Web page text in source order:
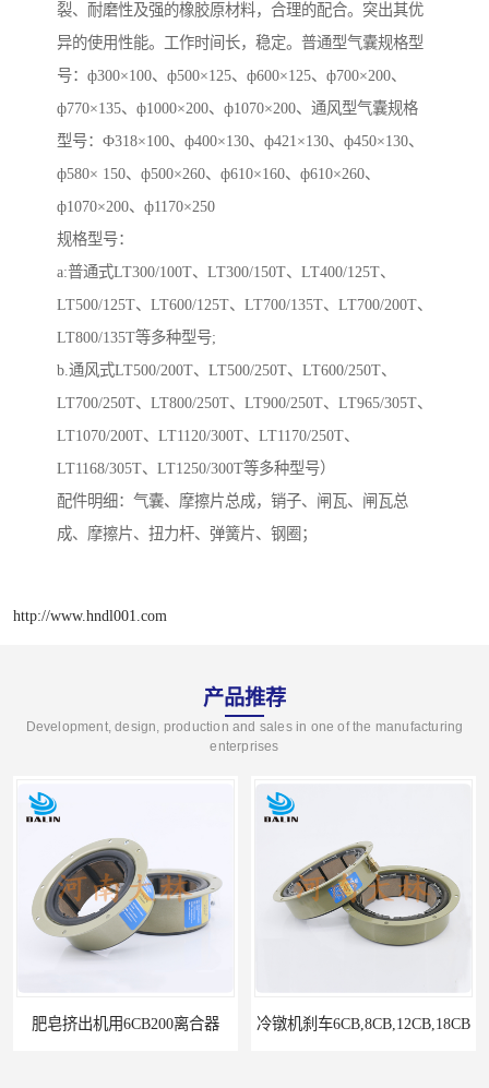
裂、耐磨性及强的橡胶原材料，合理的配合。突出其优
异的使用性能。工作时间长，稳定。普通型气囊规格型
号：ф300×100、ф500×125、ф600×125、ф700×200、
ф770×135、ф1000×200、ф1070×200、通风型气囊规格
型号：Ф318×100、ф400×130、ф421×130、ф450×130、
ф580× 150、ф500×260、ф610×160、ф610×260、
ф1070×200、ф1170×250
规格型号：
a:普通式LT300/100T、LT300/150T、LT400/125T、
LT500/125T、LT600/125T、LT700/135T、LT700/200T、
LT800/135T等多种型号;
b.通风式LT500/200T、LT500/250T、LT600/250T、
LT700/250T、LT800/250T、LT900/250T、LT965/305T、
LT1070/200T、LT1120/300T、LT1170/250T、
LT1168/305T、LT1250/300T等多种型号）
配件明细：气囊、摩擦片总成，销子、闸瓦、闸瓦总
成、摩擦片、扭力杆、弹簧片、钢圈；
http://www.hndl001.com
产品推荐
Development, design, production and sales in one of the manufacturing
enterprises
冷镦机刹车6CB,8CB,12CB,18CB Airflex同等6CB200离合器